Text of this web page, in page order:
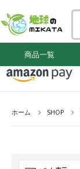
商品一覧
ホーム SHOP